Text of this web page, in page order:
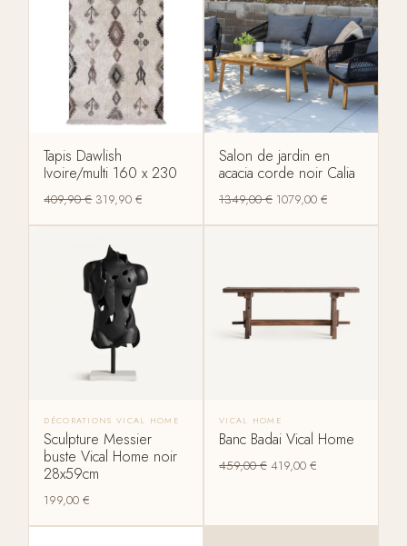
Tapis Dawlish
Ivoire/multi 160 x 230
409,90€ 319,90€
Salon de jardin en
acacia corde noir Calia
1349,00€ 1079,00 €
DÉCORATIONS VICAL HOME
Sculpture Messier
buste Vical Home noir
28x59cm
199,00€
VICAL HOME
Banc Badai Vical Home
459,00€ 419,00 €